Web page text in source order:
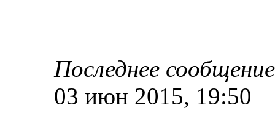
Последнее
03 июн 2015, 19:50